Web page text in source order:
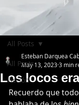
All Posts
Ficción
All Posts
Los locos
Esteban Darquea
May 13, 20233 min
Recuerdo que